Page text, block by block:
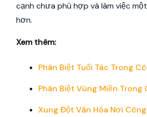
cạnh chưa phù hợp và làm việc
hơn.
Xem thêm:
Phân Biệt Tuổi Tác Trong
Phân Biệt Vùng Miền Trong
Xung Đột Văn Hóa Nơi